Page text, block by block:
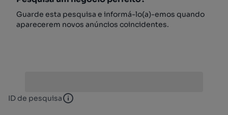
Guarde esta pesquisa e informá-lo(a)-emos quando
aparecerem novos anúncios coincidentes.
ID de pesquisa ID de pesquisa